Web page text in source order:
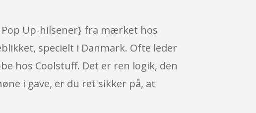
Pop Up-hilsener} fra mærket hos
specielt i Danmark. Ofte leder
hos Coolstuff. Det er ren logik, den
i gave, er du ret sikker på, at